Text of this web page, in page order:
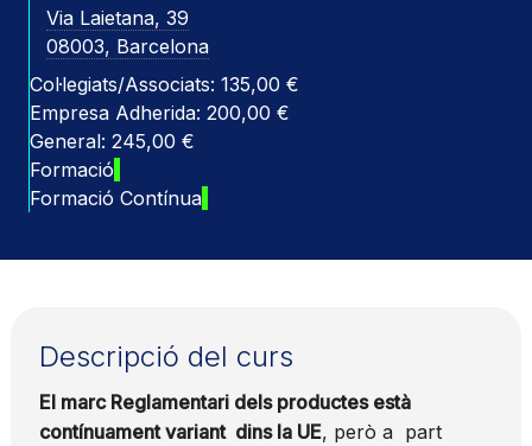
Via Laietana, 39
08003, Barcelona
Col·legiats/Associats: 135,00 €
Empresa Adherida: 200,00 €
General: 245,00 €
Formació
Formació Contínua
Descripció del curs
El marc Reglamentari dels productes està
contínuament variant dins la UE, però a part